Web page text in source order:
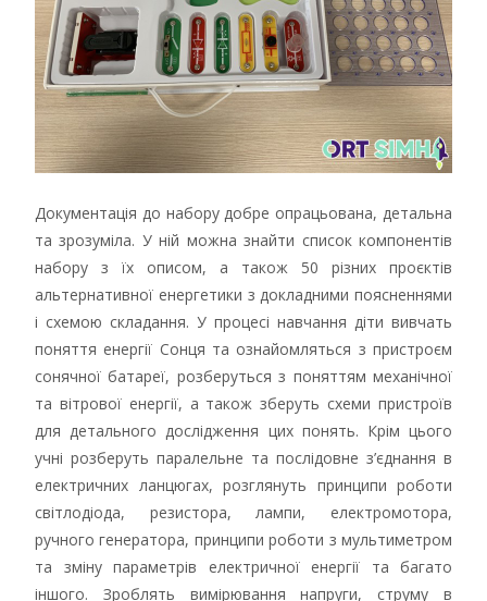
Документація до набору добре опрацьована, детальна
та зрозуміла. У ній можна знайти список компонентів
набору з їх описом, а також 50 різних проєктів
альтернативної енергетики з докладними поясненнями
і схемою складання. У процесі навчання діти вивчать
поняття енергії Сонця та ознайомляться з пристроєм
сонячної батареї, розберуться з поняттям механічної
та вітрової енергії, а також зберуть схеми пристроїв
для детального дослідження цих понять. Крім цього
учні розберуть паралельне та послідовне з’єднання в
електричних ланцюгах, розглянуть принципи роботи
світлодіода, резистора, лампи, електромотора,
ручного генератора, принципи роботи з мультиметром
та зміну параметрів електричної енергії та багато
іншого. Зроблять вимірювання напруги, струму в